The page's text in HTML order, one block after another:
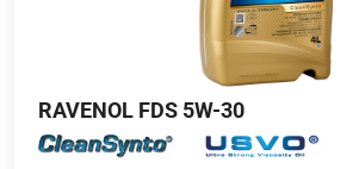
RAVENOL FDS 5W-30